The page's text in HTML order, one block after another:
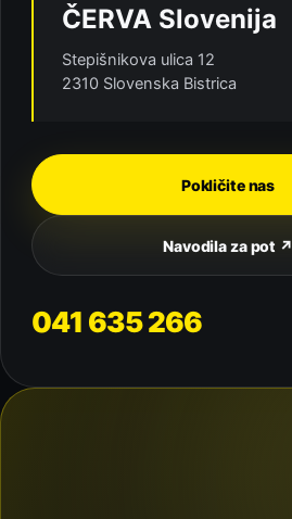
ČERVA Slovenija
Stepišnikova ulica 12
2310 Slovenska Bistrica
Pokličite nas
Navodila za pot ↗
041 635 266